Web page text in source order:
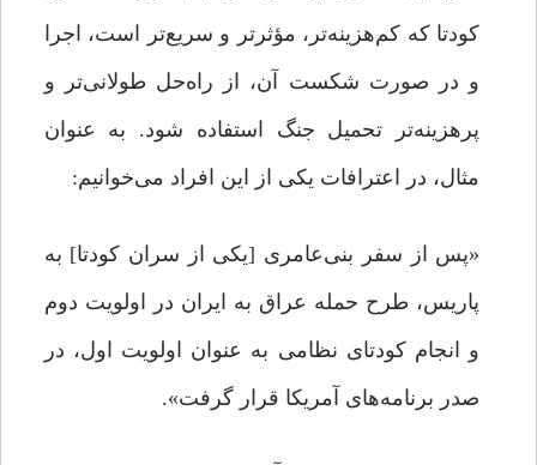
کودتا که کم‌هزینه‌تر، مؤثرتر و سریع‌تر است، اجرا
و در صورت شکست آن، از راه‌حل طولانی‌تر و
پرهزینه‌تر تحمیل جنگ استفاده شود. به عنوان
مثال، در اعترافات یکی از این افراد می‌خوانیم:
«پس از سفر بنی‌عامری [یکی از سران کودتا] به
پاریس، طرح حمله عراق به ایران در اولویت دوم
و انجام کودتای نظامی به عنوان اولویت اول، در
صدر برنامه‌های آمریکا قرار گرفت».